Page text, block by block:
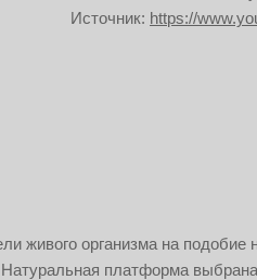
Источник: https://
живого организма на
платформа